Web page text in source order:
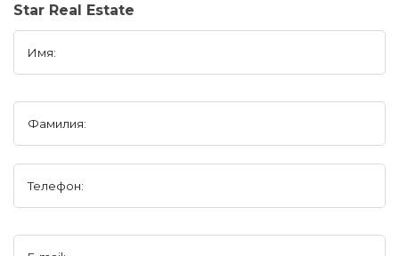
Star Real Estate
Имя:
Фамилия:
Телефон: